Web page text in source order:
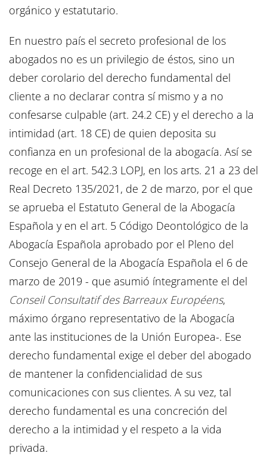
orgánico y estatutario.
En nuestro país el secreto profesional de los
abogados no es un privilegio de éstos, sino un
deber corolario del derecho fundamental del
cliente a no declarar contra sí mismo y a no
confesarse culpable (art. 24.2 CE) y el derecho a la
intimidad (art. 18 CE) de quien deposita su
confianza en un profesional de la abogacía. Así se
recoge en el art. 542.3 LOPJ, en los arts. 21 a 23 del
Real Decreto 135/2021, de 2 de marzo, por el que
se aprueba el Estatuto General de la Abogacía
Española y en el art. 5 Código Deontológico de la
Abogacía Española aprobado por el Pleno del
Consejo General de la Abogacía Española el 6 de
marzo de 2019 ­­- que asumió íntegramente el del
Conseil Consultatif des Barreaux Européens,
máximo órgano representativo de la Abogacía
ante las instituciones de la Unión Europea-. Ese
derecho fundamental exige el deber del abogado
de mantener la confidencialidad de sus
comunicaciones con sus clientes. A su vez, tal
derecho fundamental es una concreción del
derecho a la intimidad y el respeto a la vida
privada.